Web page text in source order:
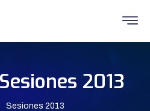
2013
Sesiones 2013